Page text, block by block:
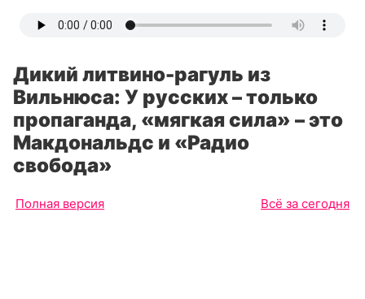
Дикий литвино-рагуль из
Вильнюса: У русских – только
пропаганда, «мягкая сила» – это
Макдональдс и «Радио
свобода»
Полная версия Всё за сегодня